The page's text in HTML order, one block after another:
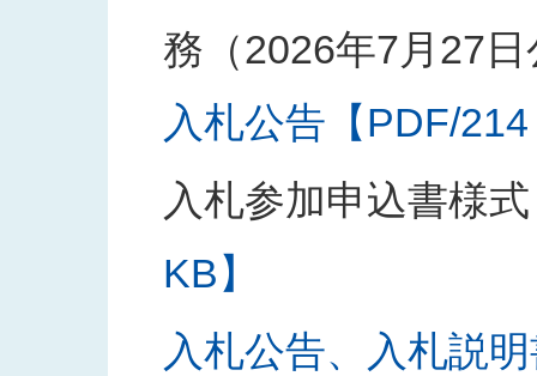
務（2026年7月27日
入札公告【PDF/
入札参加申込書様式
KB】
入札公告、入札説